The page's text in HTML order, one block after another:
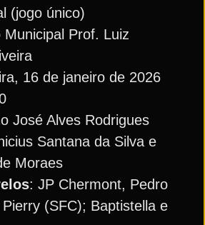
(jogo único)
Municipal Prof. Luiz
16 de janeiro de 2026
José Alves Rodrigues
Santana da Silva e
Moraes
: JP Chermont, Pedro
(SFC); Baptistella e